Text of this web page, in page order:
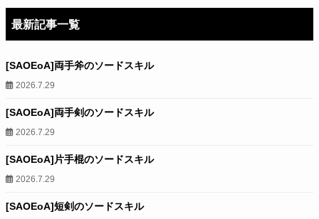
最新記事一覧
[SAOEoA]両手斧のソードスキル
2026.7.29
[SAOEoA]両手剣のソードスキル
2026.7.29
[SAOEoA]片手棍のソードスキル
2026.7.29
[SAOEoA]短剣のソードスキル